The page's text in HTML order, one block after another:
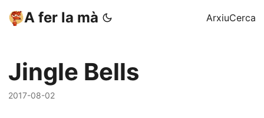
A fer la mà ArxiuCerca
Jingle Bells
2017-08-02